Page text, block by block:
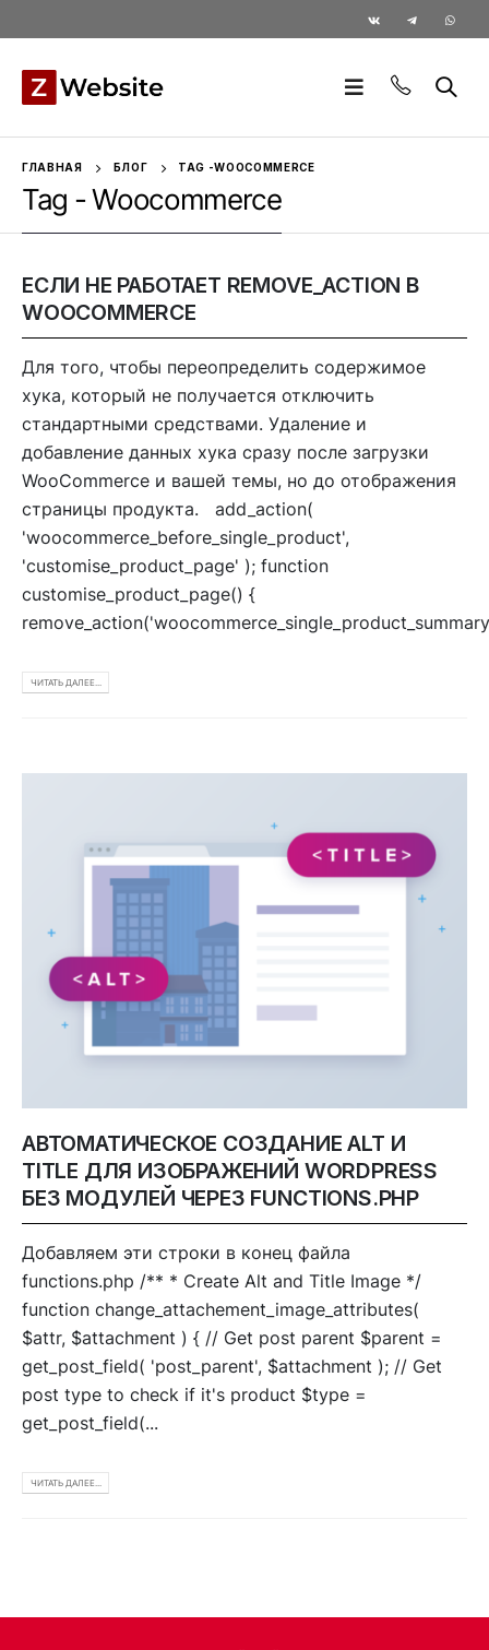
ГЛАВНАЯ БЛОГ TAG -WOOCOMMERCE
Tag - Woocommerce
ЕСЛИ НЕ РАБОТАЕТ REMOVE_ACTION В
WOOCOMMERCE
Для того, чтобы переопределить содержимое
хука, который не получается отключить
стандартными средствами. Удаление и
добавление данных хука сразу после загрузки
WooCommerce и вашей темы, но до отображения
страницы продукта. add_action(
'woocommerce_before_single_product',
'customise_product_page' ); function
customise_product_page() {
ЧИТАТЬ ДАЛЕЕ...
АВТОМАТИЧЕСКОЕ СОЗДАНИЕ ALT И
TITLE ДЛЯ ИЗОБРАЖЕНИЙ WORDPRESS
БЕЗ МОДУЛЕЙ ЧЕРЕЗ FUNCTIONS.PHP
Добавляем эти строки в конец файла
functions.php /** * Create Alt and Title Image */
function change_attachement_image_attributes(
$attr, $attachment ) { // Get post parent $parent =
get_post_field( 'post_parent', $attachment ); // Get
post type to check if it's product $type =
get_post_field(...
ЧИТАТЬ ДАЛЕЕ...